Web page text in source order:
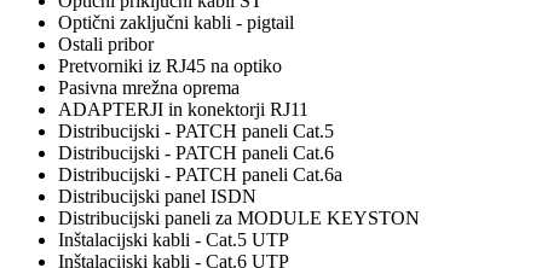
Optični zaključni kabli - pigtail
Ostali pribor
Pretvorniki iz RJ45 na optiko
Pasivna mrežna oprema
ADAPTERJI in konektorji RJ11
Distribucijski - PATCH paneli Cat.5
Distribucijski - PATCH paneli Cat.6
Distribucijski - PATCH paneli Cat.6a
Distribucijski panel ISDN
Distribucijski paneli za MODULE KEYSTON
Inštalacijski kabli - Cat.5 UTP
Inštalacijski kabli - Cat.6 UTP